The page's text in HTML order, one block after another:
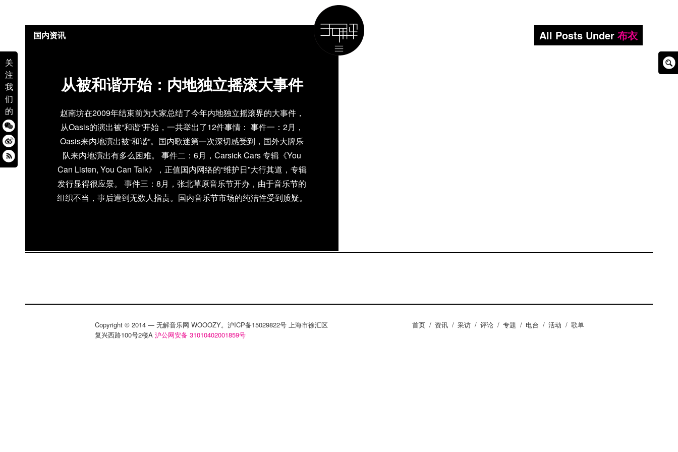
关
注
我
们
的
All Posts Under 布衣
从被和谐开始：内地独立摇滚大事件
赵南坊在2009年结束前为大家总结了今年内地独立摇滚界的大事件，
从Oasis的演出被“和谐”开始，一共举出了12件事情： 事件一：2月，
Oasis来内地演出被“和谐”。国内歌迷第一次深切感受到，国外大牌乐
队来内地演出有多么困难。 事件二：6月，Carsick Cars 专辑《You
Can Listen, You Can Talk》，正值国内网络的“维护日”大行其道，专辑
发行显得很应景。 事件三：8月，张北草原音乐节开办，由于音乐节的
组织不当，事后遭到无数人指责。国内音乐节市场的纯洁性受到质疑。
片，大厂牌的入驻不仅让人憧憬着国外唱片的引进，更重要的是，看到
行榜不可避免地依然很主流范儿。 事件八：10月， 2009年首届中国摇
滚迷笛奖，颁奖结果充分体现了我国的人民代表大会制度，北京乐队代
国内资讯
Copyright © 2014 — 无解音乐网 WOOOZY。沪ICP备15029822号 上海市徐汇区
复兴西路100号2楼A 沪公网安备 31010402001859号
首页 / 资讯 / 采访 / 评论 / 专题 / 电台 / 活动 / 歌单